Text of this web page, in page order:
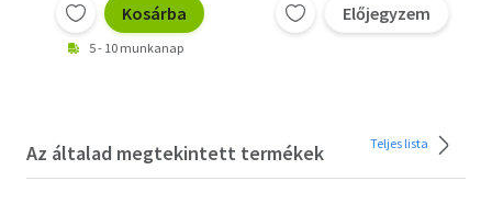
Kosárba
5 - 10 munkanap
Előjegyzem
Az általad megtekintett termékek Teljes lista